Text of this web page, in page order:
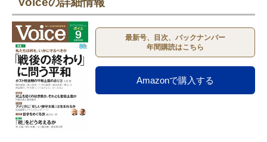
最新号、目次、バックナンバー
年間購読はこちら
Amazonで購入する